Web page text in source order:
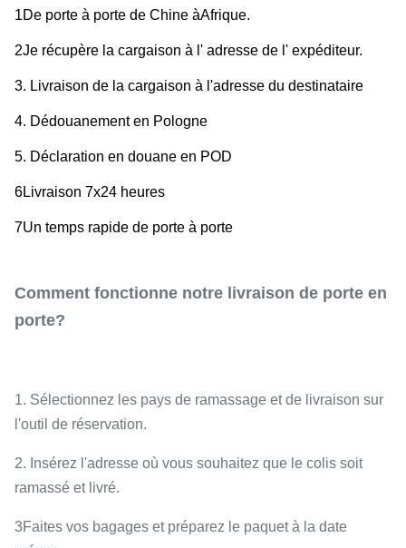
1De porte à porte de Chine àAfrique.
2Je récupère la cargaison à l' adresse de l' expéditeur.
3. Livraison de la cargaison à l'adresse du destinataire
4. Dédouanement en Pologne
5. Déclaration en douane en POD
6Livraison 7x24 heures
7Un temps rapide de porte à porte
Comment fonctionne notre livraison de porte en
porte?
1. Sélectionnez les pays de ramassage et de livraison sur
l'outil de réservation.
2. Insérez l'adresse où vous souhaitez que le colis soit
ramassé et livré.
3Faites vos bagages et préparez le paquet à la date